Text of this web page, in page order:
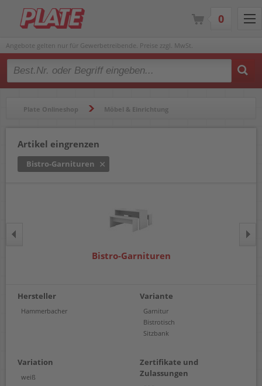
Angebote gelten nur für Gewerbetreibende. Preise zzgl. MwSt.
Type 2 or more characters for results.
Plate Onlineshop Möbel & Einrichtung
Artikel eingrenzen
Bistro-Garnituren
Bistro-Garnituren
Hersteller
Hammerbacher
Variante
Garnitur
Bistrotisch
Sitzbank
Variation
weiß
Zertifikate und
Zulassungen
0